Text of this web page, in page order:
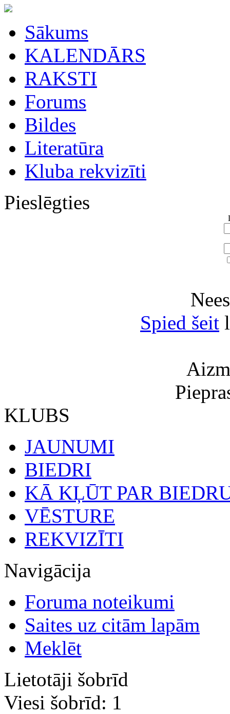
Sākums
KALENDĀRS
RAKSTI
Forums
Bildes
Literatūra
Kluba rekvizīti
Pieslēgties
Spied šeit
KLUBS
JAUNUMI
BIEDRI
KĀ KĻŪT PAR
VĒSTURE
REKVIZĪTI
Navigācija
Foruma noteikumi
Saites uz citām lapām
Meklēt
Lietotāji šobrīd
Viesi šobrīd: 1